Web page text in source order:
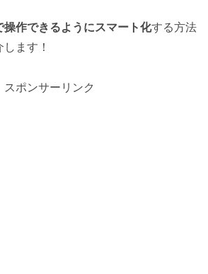
操作できるようにスマート化する方法
ます！
スポンサーリンク